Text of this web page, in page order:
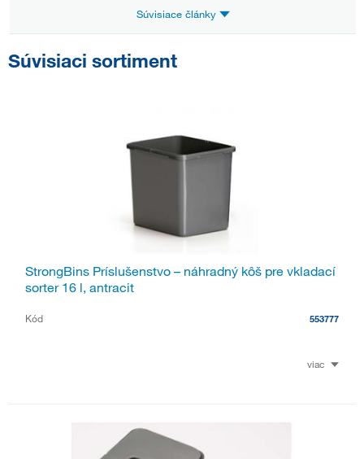
Súvisiace články
Súvisiaci sortiment
StrongBins Príslušenstvo – náhradný kôš pre vkladací
sorter 16 l, antracit
Kód 553777
viac